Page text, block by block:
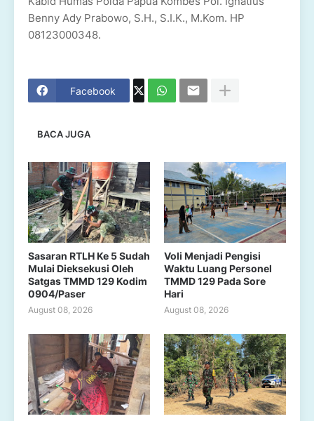
Benny Ady Prabowo, S.H., S.I.K., M.Kom. HP
08123000348.
Facebook
BACA JUGA
Sasaran RTLH Ke 5 Sudah
Mulai Dieksekusi Oleh
Satgas TMMD 129 Kodim
0904/Paser
August 08, 2026
Voli Menjadi Pengisi
Waktu Luang Personel
TMMD 129 Pada Sore
Hari
August 08, 2026